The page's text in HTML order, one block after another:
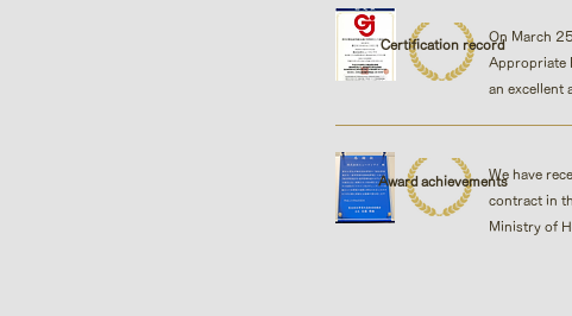
On March
Appropriate
an excellent
Certification record
Award achievements
We have
contract in
Ministry of